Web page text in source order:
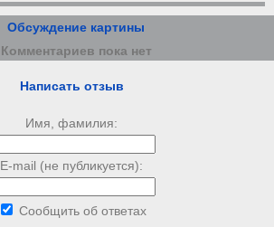
Обсуждение картины
Комментариев пока нет
Написать отзыв
Имя, фамилия:
E-mail (не публикуется):
Сообщить об ответах